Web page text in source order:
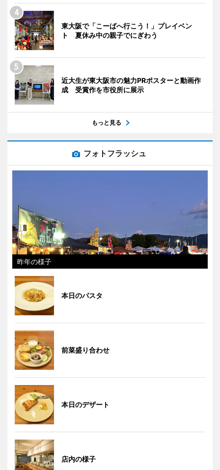
東大阪で「こーばへ行こう！」プレイベン
ト 夏休み中の親子でにぎわう
近大生が東大阪市の魅力PRポスターと動画作
成 受賞作を市役所に展示
もっと見る
フォトフラッシュ
昨年の様子
本日のパスタ
前菜盛り合わせ
本日のデザート
店内の様子